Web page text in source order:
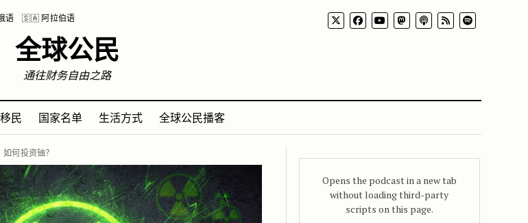
语 🇸🇦 阿拉伯语
全球公民
通往财务自由之路
移民 国家名单 生活方式 全球公民播客
何投资铀？
Opens the podcast in a new tab
without loading third-party
scripts on this page.